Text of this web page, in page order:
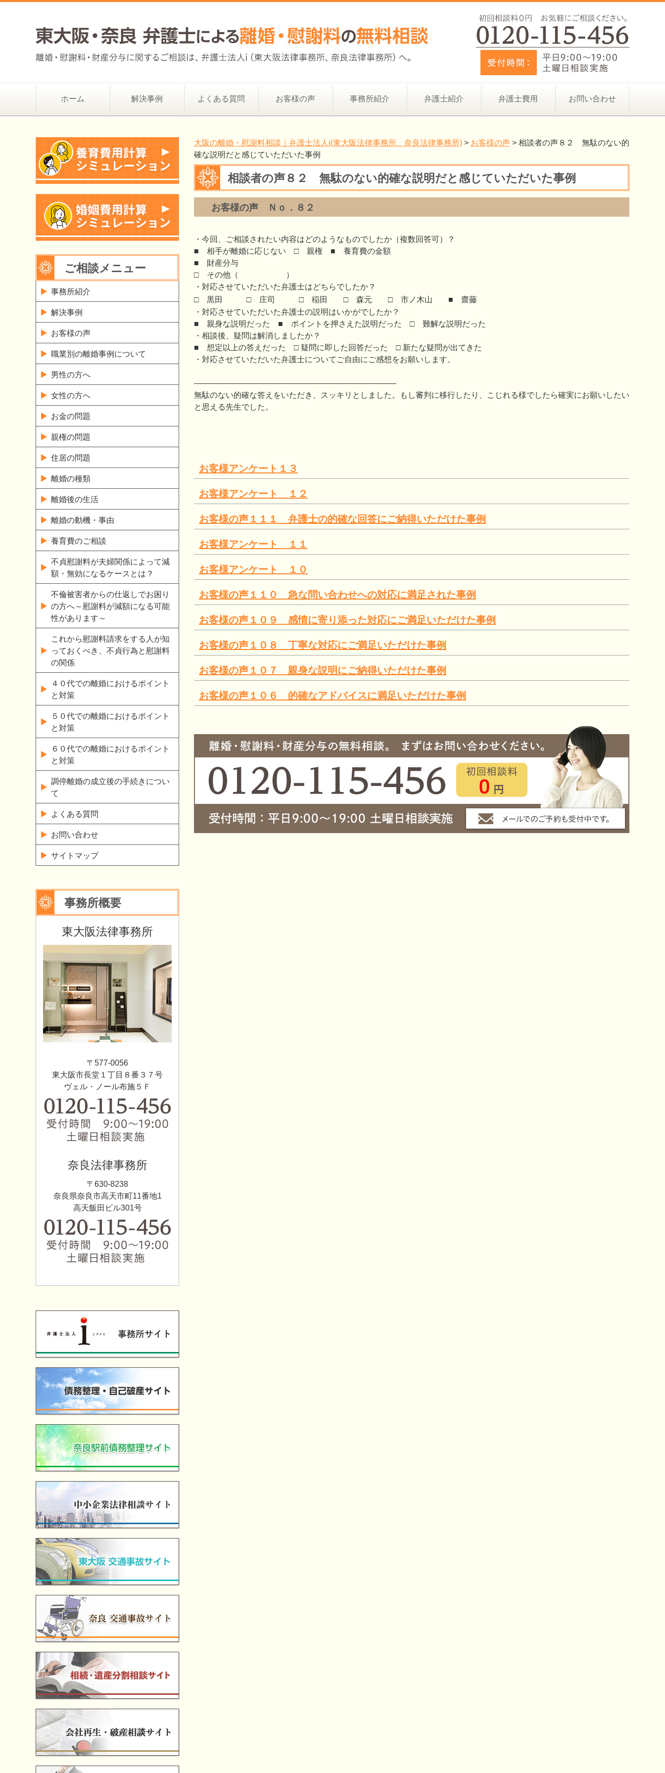
ホーム 解決事例 よくある質問 お客様の声 事務所紹介 弁護士紹介 弁護士費用 お問い合わせ
大阪の離婚・慰謝料相談｜弁護士法人i(東大阪法律事務所、奈良法律事務所) > お客様の声 > 相談者の声８２ 無駄のない的
確な説明だと感じていただいた事例
相談者の声８２ 無駄のない的確な説明だと感じていただいた事例
お客様の声 Ｎｏ．８２
・今回、ご相談されたい内容はどのようなものでしたか（複数回答可）？
■ 相手が離婚に応じない □ 親権 ■ 養育費の金額
■ 財産分与
□ その他（
）
・対応させていただいた弁護士はどちらでしたか？
□ 黒田 □ 庄司 □ 稲田 □ 森元 □ 市ノ木山 ■ 齋藤
・対応させていただいた弁護士の説明はいかがでしたか？
■ 親身な説明だった ■ ポイントを押さえた説明だった □ 難解な説明だった
・相談後、疑問は解消しましたか？
■ 想定以上の答えだった □ 疑問に即した回答だった □ 新たな疑問が出てきた
・対応させていただいた弁護士についてご自由にご感想をお願いします。
—————————————————————————–
無駄のない的確な答えをいただき、スッキリとしました。もし審判に移行したり、こじれる様でしたら確実にお願いしたい
と思える先生でした。
お客様アンケート１３
お客様アンケート １２
お客様の声１１１ 弁護士の的確な回答にご納得いただけた事例
お客様アンケート １１
お客様アンケート １０
お客様の声１１０ 急な問い合わせへの対応に満足された事例
お客様の声１０９ 感情に寄り添った対応にご満足いただけた事例
お客様の声１０８ 丁寧な対応にご満足いただけた事例
お客様の声１０７ 親身な説明にご納得いただけた事例
お客様の声１０６ 的確なアドバイスに満足いただけた事例
ご相談メニュー
事務所紹介
解決事例
お客様の声
職業別の離婚事例について
男性の方へ
女性の方へ
お金の問題
親権の問題
住居の問題
離婚の種類
離婚後の生活
離婚の動機・事由
養育費のご相談
不貞慰謝料が夫婦関係によって減
額・無効になるケースとは？
不倫被害者からの仕返しでお困り
の方へ～慰謝料が減額になる可能
性があります～
これから慰謝料請求をする人が知
っておくべき、不貞行為と慰謝料
の関係
４０代での離婚におけるポイント
と対策
５０代での離婚におけるポイント
と対策
６０代での離婚におけるポイント
と対策
調停離婚の成立後の手続きについ
て
よくある質問
お問い合わせ
サイトマップ
事務所概要
東大阪法律事務所
〒577-0056
東大阪市長堂１丁目８番３７号
ヴェル・ノール布施５Ｆ
奈良法律事務所
〒630-8238
奈良県奈良市高天市町11番地1
高天飯田ビル301号